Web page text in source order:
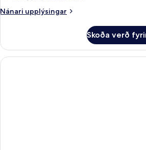
adt
chd)
Nánari upplýsingar
Nánari
herbergi
(Connected,
3
Skoða verð